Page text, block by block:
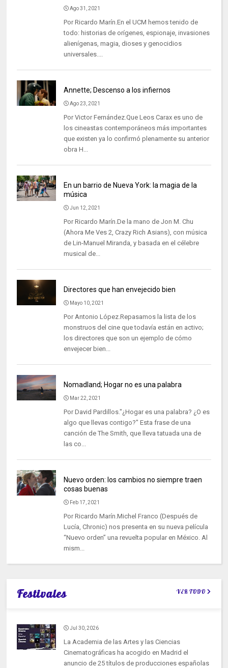
Ago 31, 2021
Por Ricardo Marín.En el UCM hemos tenido de
todo: historias de orígenes, espionaje, invasiones
alienígenas, magia, dioses y genocidios
universales....
Annette; Descenso a los infiernos
Ago 23, 2021
Por Victor Fernández.Que Leos Carax es uno de
los cineastas contemporáneos más importantes
que existen ya lo confirmó plenamente su anterior
obra H...
En un barrio de Nueva York: la magia de la
música
Jun 12, 2021
Por Ricardo Marín.De la mano de Jon M. Chu
(Ahora Me Ves 2, Crazy Rich Asians), con música
de Lin-Manuel Miranda, y basada en el célebre
musical de...
Directores que han envejecido bien
Mayo 10, 2021
Por Antonio López.Repasamos la lista de los
monstruos del cine que todavía están en activo;
los directores que son un ejemplo de cómo
envejecer bien...
Nomadland; Hogar no es una palabra
Mar 22, 2021
Por David Pardillos."¿Hogar es una palabra? ¿O es
algo que llevas contigo?" Esta frase de una
canción de The Smith, que lleva tatuada una de
las co...
Nuevo orden: los cambios no siempre traen
cosas buenas
Feb 17, 2021
Por Ricardo Marín.Michel Franco (Después de
Lucía, Chronic) nos presenta en su nueva película
“Nuevo orden” una revuelta popular en México. Al
mism...
Festivales VER TODO
Jul 30, 2026
La Academia de las Artes y las Ciencias
Cinematográficas ha acogido en Madrid el
anuncio de 25 títulos de producciones españolas